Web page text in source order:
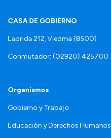
CASA DE GOBIERNO
Laprida 212, Viedma (8500)
Conmutador: (02920) 425700
Organismos
Gobierno y Trabajo
Educación y Derechos Humanos